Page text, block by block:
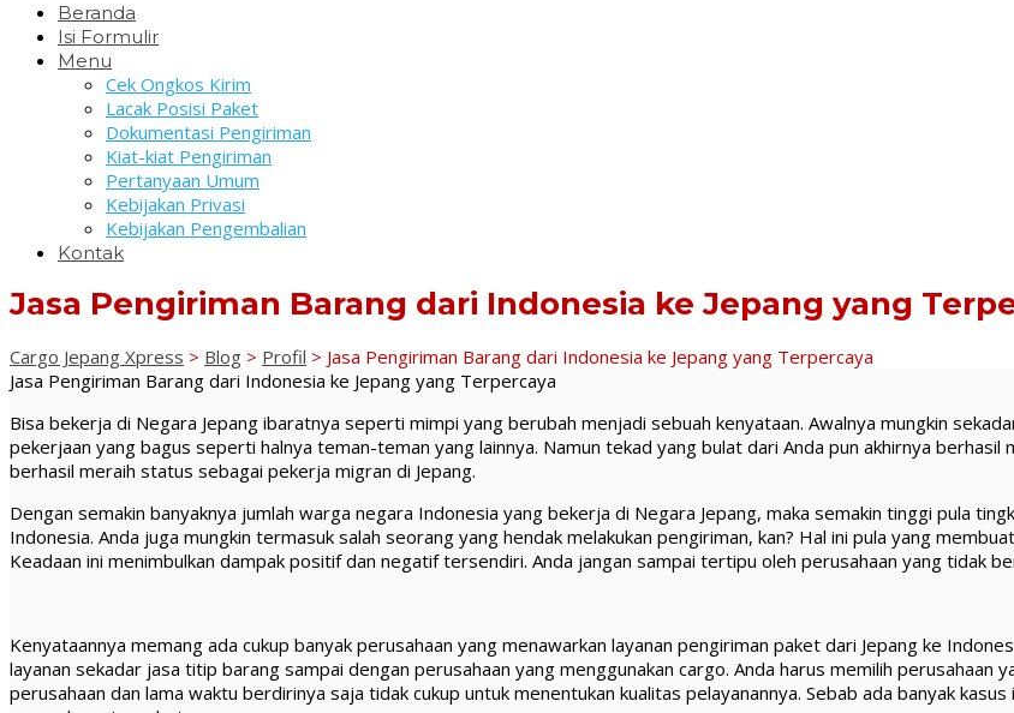
Beranda
Isi Formulir
Menu
Cek Ongkos Kirim
Lacak Posisi Paket
Dokumentasi Pengiriman
Kiat-kiat Pengiriman
Pertanyaan Umum
Kebijakan Privasi
Kebijakan Pengembalian
Kontak
Jasa Pengiriman Barang dari Indonesia ke Jepang yang
Cargo Jepang Xpress > Blog > Profil > Jasa Pengiriman Barang dari Indonesia ke Jepang yang Terpercaya
Jasa Pengiriman Barang dari Indonesia ke Jepang yang Terpercaya
Bisa bekerja di Negara Jepang ibaratnya seperti mimpi yang berubah menjadi sebuah kenyataan. Awalnya mungkin
pekerjaan yang bagus seperti halnya teman-teman yang lainnya. Namun tekad yang bulat dari Anda pun akhirnya
berhasil meraih status sebagai pekerja migran di Jepang.
Dengan semakin banyaknya jumlah warga negara Indonesia yang bekerja di Negara Jepang, maka semakin tinggi pula
Indonesia. Anda juga mungkin termasuk salah seorang yang hendak melakukan pengiriman, kan? Hal ini pula yang
Keadaan ini menimbulkan dampak positif dan negatif tersendiri. Anda jangan sampai tertipu oleh perusahaan yang tidak
Kenyataannya memang ada cukup banyak perusahaan yang menawarkan layanan pengiriman paket dari Jepang ke
layanan sekadar jasa titip barang sampai dengan perusahaan yang menggunakan cargo. Anda harus memilih
perusahaan dan lama waktu berdirinya saja tidak cukup untuk menentukan kualitas pelayanannya. Sebab ada banyak